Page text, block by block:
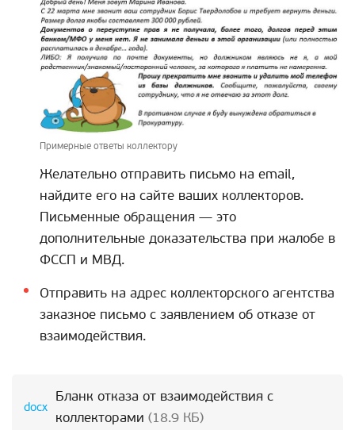
Примерные ответы коллектору
Желательно отправить письмо на email,
найдите его на сайте ваших коллекторов.
Письменные обращения — это
дополнительные доказательства при жалобе в
ФССП и МВД.
Отправить на адрес коллекторского агентства
заказное письмо с заявлением об отказе от
взаимодействия.
Бланк отказа от взаимодействия с
коллекторами (18.9 КБ)